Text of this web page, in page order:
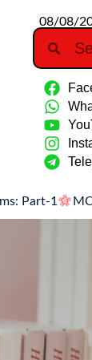
08/08/
MCQ Quiz